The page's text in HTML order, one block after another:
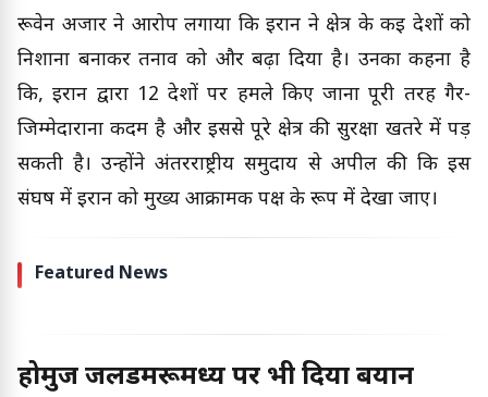
रूवेन अजार ने आरोप लगाया कि ईरान ने क्षेत्र के कई देशों को
निशाना बनाकर तनाव को और बढ़ा दिया है। उनका कहना है
कि, ईरान द्वारा 12 देशों पर हमले किए जाना पूरी तरह गैर-
जिम्मेदाराना कदम है और इससे पूरे क्षेत्र की सुरक्षा खतरे में पड़
सकती है। उन्होंने अंतरराष्ट्रीय समुदाय से अपील की कि इस
संघर्ष में ईरान को मुख्य आक्रामक पक्ष के रूप में देखा जाए।
Featured News
होर्मुज जलडमरूमध्य पर भी दिया बयान